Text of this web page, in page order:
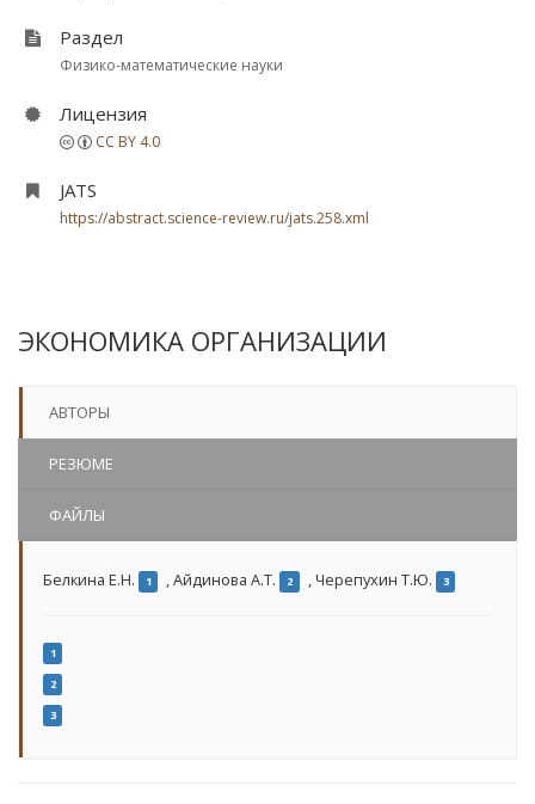
Раздел
Физико-математические науки
Лицензия
CC BY 4.0
JATS
https://abstract.science-review.ru/jats.258.xml
ЭКОНОМИКА ОРГАНИЗАЦИИ
АВТОРЫ
РЕЗЮМЕ
ФАЙЛЫ
Белкина Е.Н. 1 ,Айдинова А.Т. 2 ,Черепухин Т.Ю. 3
1
2
3